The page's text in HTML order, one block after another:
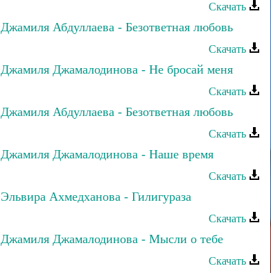
Скачать
Джамиля Абдуллаева - Безответная любовь
Скачать
Джамиля Джамалодинова - Не бросай меня
Скачать
Джамиля Абдуллаева - Безответная любовь
Скачать
Джамиля Джамалодинова - Наше время
Скачать
Эльвира Ахмедханова - Гилигураза
Скачать
Джамиля Джамалодинова - Мысли о тебе
Скачать